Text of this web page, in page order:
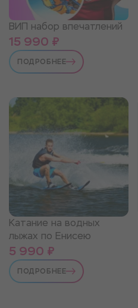
ВИП набор впечатлений
15 990 ₽
ПОДРОБНЕЕ
Катание на водных
лыжах по Енисею
5 990 ₽
ПОДРОБНЕЕ